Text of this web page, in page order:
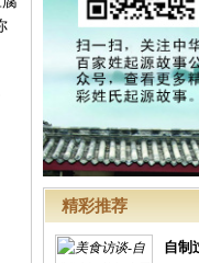
精彩推荐
自制